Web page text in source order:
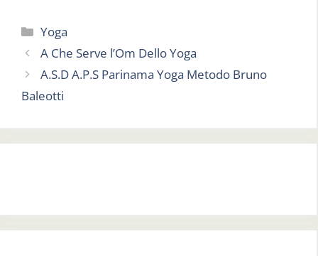
Categorie
Yoga
A Che Serve l’Om Dello Yoga
A.S.D A.P.S Parinama Yoga Metodo Bruno
Baleotti